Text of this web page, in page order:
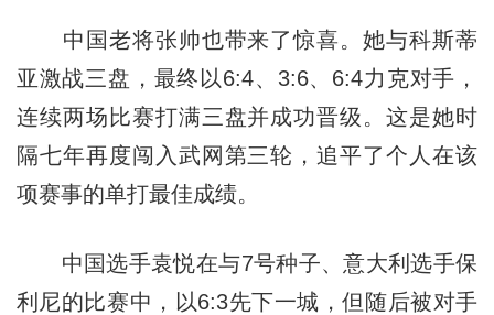
中国老将张帅也带来了惊喜。她与科斯蒂
亚激战三盘，最终以6:4、3:6、6:4力克对手，
连续两场比赛打满三盘并成功晋级。这是她时
隔七年再度闯入武网第三轮，追平了个人在该
项赛事的单打最佳成绩。
中国选手袁悦在与7号种子、意大利选手保
利尼的比赛中，以6:3先下一城，但随后被对手